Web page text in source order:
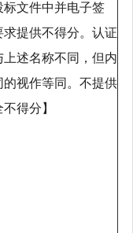
标文件中并电子签
求提供不得分。认证
上述名称不同，但内
的视作等同。不提供
得分】